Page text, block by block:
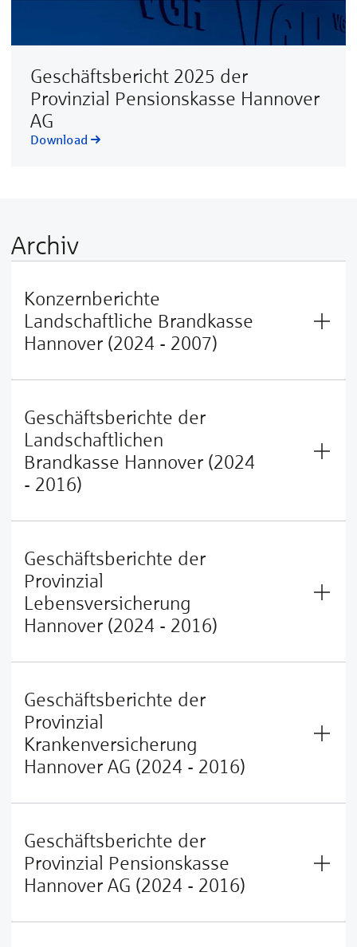
Geschäftsbericht 2025 der
Provinzial Pensionskasse Hannover
AG
Download
Archiv
Konzernberichte
Landschaftliche Brandkasse
Hannover (2024 - 2007)
Geschäftsberichte der
Landschaftlichen
Brandkasse Hannover (2024
- 2016)
Geschäftsberichte der
Provinzial
Lebensversicherung
Hannover (2024 - 2016)
Geschäftsberichte der
Provinzial
Krankenversicherung
Hannover AG (2024 - 2016)
Geschäftsberichte der
Provinzial Pensionskasse
Hannover AG (2024 - 2016)